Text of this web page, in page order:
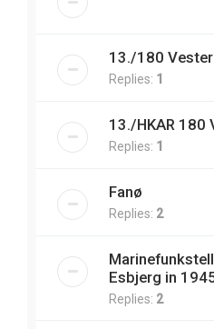
13./180
Replies: 1
13./HKAR 180
Replies: 1
Fanø
Replies: 2
Esbjerg in
Replies: 2